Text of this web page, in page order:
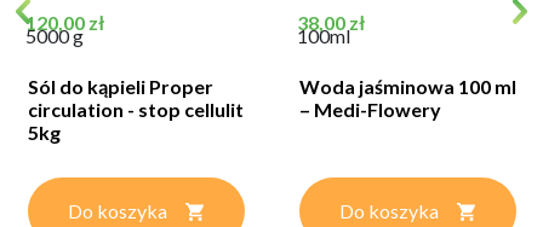
Cena
120,00 zł
5000 g
Sól do kąpieli Proper
circulation - stop cellulit
5kg
Do koszyka
Cena
38,00 zł
100ml
Woda jaśminowa 100 ml
– Medi-Flowery
Do koszyka